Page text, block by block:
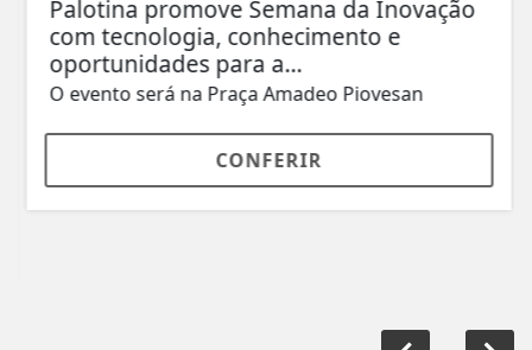
Palotina promove Semana da Inovação
com tecnologia, conhecimento e
oportunidades para a...
O evento será na Praça Amadeo Piovesan
CONFERIR